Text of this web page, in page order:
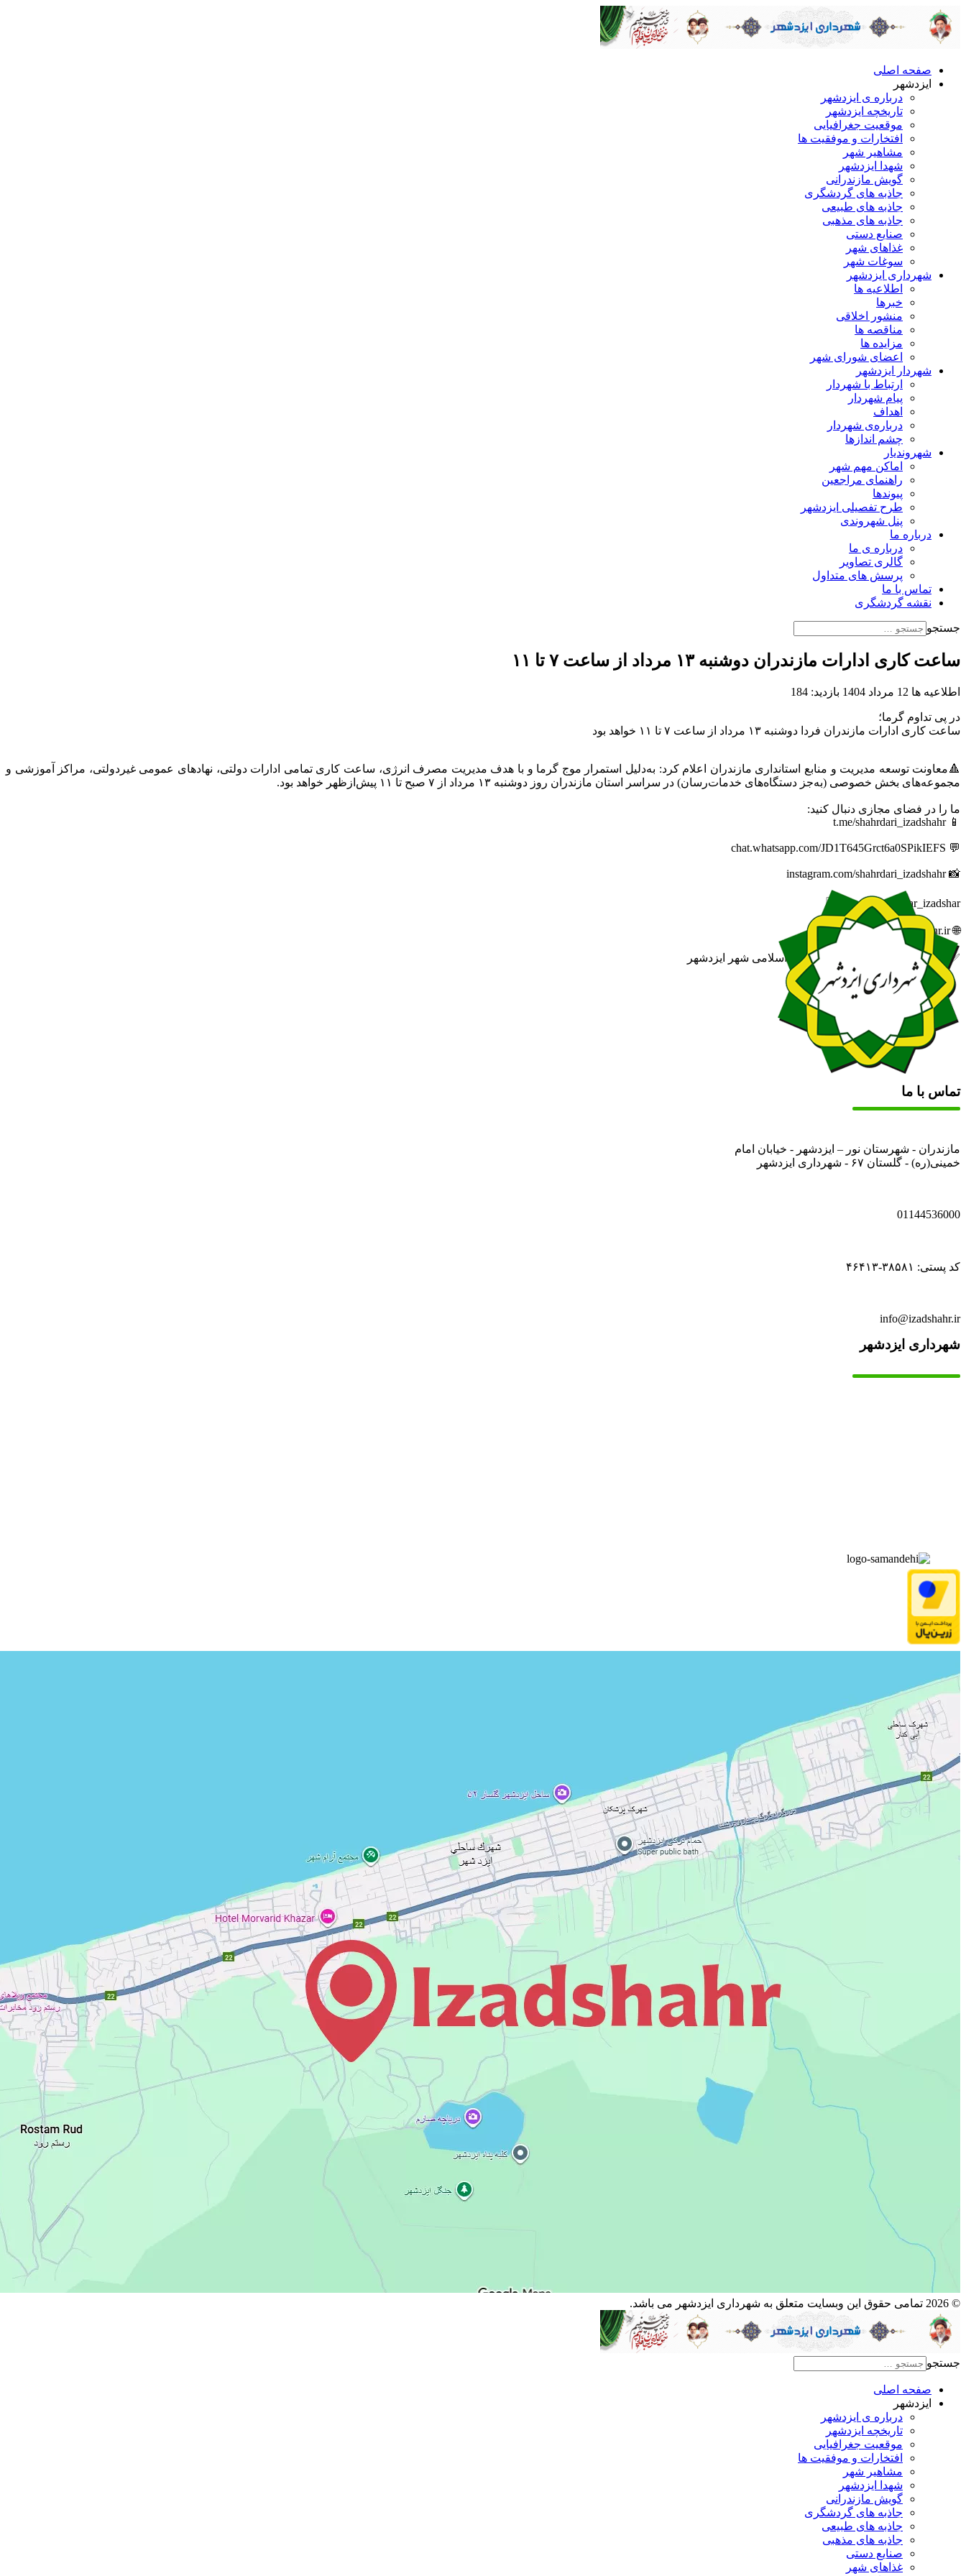
صفحه اصلی
ایزدشهر
درباره ی ایزدشهر
تاریخچه ایزدشهر
موقعیت جغرافیایی
افتخارات و موفقیت ها
مشاهیر شهر
شهدا ایزدشهر
گویش مازندرانی
جاذبه های گردشگری
جاذبه های طبیعی
جاذبه های مذهبی
صنایع دستی
غذاهای شهر
سوغات شهر
شهرداری ایزدشهر
اطلاعیه ها
خبرها
منشور اخلاقی
مناقصه ها
مزایده ها
اعضای شورای شهر
شهردار ایزدشهر
ارتباط با شهردار
پیام شهردار
اهداف
درباره‌ی شهردار
چشم اندازها
شهروندیار
اماکن مهم شهر
راهنمای مراجعین
پیوند‌ها
طرح تفصیلی ایزدشهر
پنل شهروندی
درباره ما
درباره ی ما
گالری تصاویر
پرسش های متداول
تماس با ما
نقشه گردشگری
جستجو
ساعت کاری ادارات مازندران دوشنبه ۱۳ مرداد از ساعت ۷ تا ۱۱
اطلاعیه ها 12 مرداد 1404 بازدید: 184
در پی تداوم گرما؛
ساعت کاری ادارات مازندران فردا دوشنبه ۱۳ مرداد از ساعت ۷ تا ۱۱ خواهد بود
🔺معاونت توسعه مدیریت و منابع استانداری مازندران اعلام کرد: به‌دلیل استمرار موج گرما و با هدف مدیریت مصرف انرژی، ساعت کاری تمامی ادارات دولتی، نهادهای عمومی غیر‌دولتی، مراکز آموزشی و
مجموعه‌های بخش خصوصی (به‌جز دستگاه‌های خدمات‌رسان) در سراسر استان مازندران روز دوشنبه ۱۳ مرداد از ۷ صبح تا ۱۱ پیش‌ازظهر خواهد بود.
ما را در فضای مجازی دنبال کنید:
📱 t.me/shahrdari_izadshahr
💬 chat.whatsapp.com/JD1T645Grct6a0SPikIEFS
📸 instagram.com/shahrdari_izadshahr
🆔 eitaa.com/khabar_izadshar
🌐 izadshahr.ir
✅ روابط عمومی شهرداری و شورای اسلامی شهر ایزدشهر
تماس با ما
مازندران - شهرستان نور – ایزدشهر - خیابان امام
خمینی(ره) - گلستان ۶۷ - شهرداری ایزدشهر
01144536000
کد پستی: ۳۸۵۸۱-۴۶۴۱۳
info@izadshahr.ir
شهرداری ایزدشهر
© 2026 تمامی حقوق این وبسایت متعلق به شهرداری ایزدشهر می باشد.
جستجو
صفحه اصلی
ایزدشهر
درباره ی ایزدشهر
تاریخچه ایزدشهر
موقعیت جغرافیایی
افتخارات و موفقیت ها
مشاهیر شهر
شهدا ایزدشهر
گویش مازندرانی
جاذبه های گردشگری
جاذبه های طبیعی
جاذبه های مذهبی
صنایع دستی
غذاهای شهر